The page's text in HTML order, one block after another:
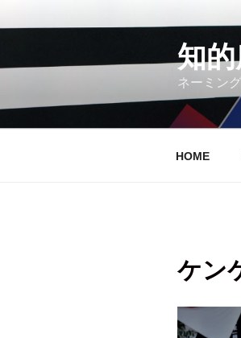
ツ
キ
ッ
知
ネーミン
HOME
ケン